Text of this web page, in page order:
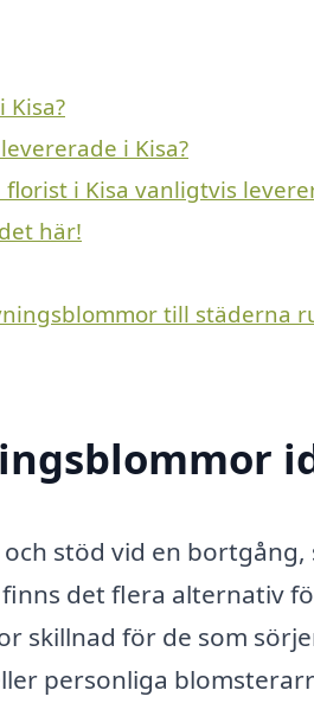
i Kisa?
i Kisa vanligtvis
här!
till städerna
stöd vid en bortgång,
det flera alternativ
skillnad för de som
personliga